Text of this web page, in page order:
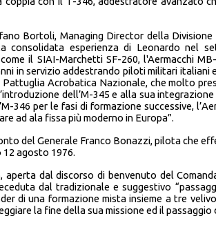
Bortoli, Managing Director della
consolidata esperienza di Leonardo nel
il SIAI-Marchetti SF-260, l'Aermacchi
in servizio addestrando piloti militari
Acrobatica Nazionale, che molto
dell’M-345 e alla sua
346 per le fasi di formazione successive,
ad ala fissa più moderno in Europa”.
del Generale Franco Bonazzi, pilota che
agosto 1976.
aperta dal discorso di benvenuto del
dal tradizionale e suggestivo
di una formazione mista insieme a tre
la fine della sua missione ed il